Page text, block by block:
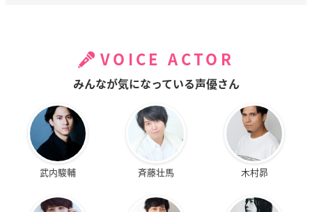
VOICE ACTOR
みんなが気になっている声優さん
武内駿輔 斉藤壮馬 木村昴